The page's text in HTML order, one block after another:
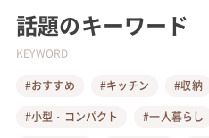
話題のキーワード
KEYWORD
#おすすめ
#キッチン #収納
#小型・コンパクト
#一人暮らし